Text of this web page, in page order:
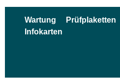
Wartung Prüfplaketten
Infokarten